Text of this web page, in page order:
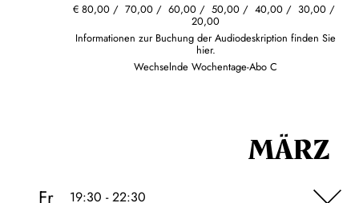
€80,00 70,00 60,00 50,00 40,00 30,00
20,00
Informationen zur Buchung der Audiodeskription finden Sie
hier.
Wechselnde Wochentage-Abo C
MÄRZ
Fr
19:30 - 22:30